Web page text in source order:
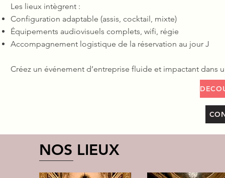
Les lieux intègrent :
Configuration adaptable (assis, cocktail, mixte)
Équipements audiovisuels complets, wifi, régie
Accompagnement logistique de la réservation au jour J
Créez un événement d’entreprise fluide et impactant dans
NOS LIEUX